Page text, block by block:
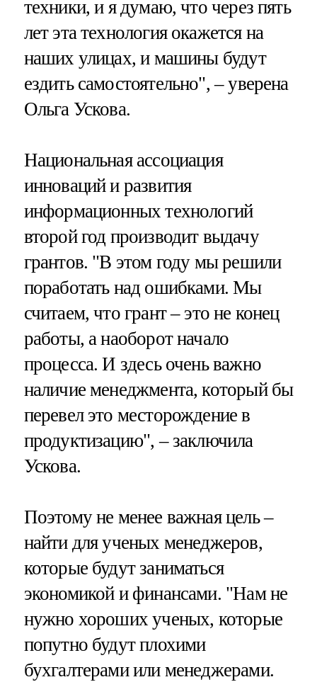
техники, и я думаю, что через пять
лет эта технология окажется на
наших улицах, и машины будут
ездить самостоятельно", – уверена
Ольга Ускова.
Национальная ассоциация
инноваций и развития
информационных технологий
второй год производит выдачу
грантов. "В этом году мы решили
поработать над ошибками. Мы
считаем, что грант – это не конец
работы, а наоборот начало
процесса. И здесь очень важно
наличие менеджмента, который бы
перевел это месторождение в
продуктизацию", – заключила
Ускова.
Поэтому не менее важная цель –
найти для ученых менеджеров,
которые будут заниматься
экономикой и финансами. "Нам не
нужно хороших ученых, которые
попутно будут плохими
бухгалтерами или менеджерами.